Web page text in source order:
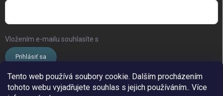
Tento web používá soubory cookie. Dalším procházením
tohoto webu vyjadřujete souhlas s jejich používáním.. Více
Vložením e-mailu souhlasíte s
Prihlásiť sa
www.streleckyraj.cz | www.streleckyraj.sk